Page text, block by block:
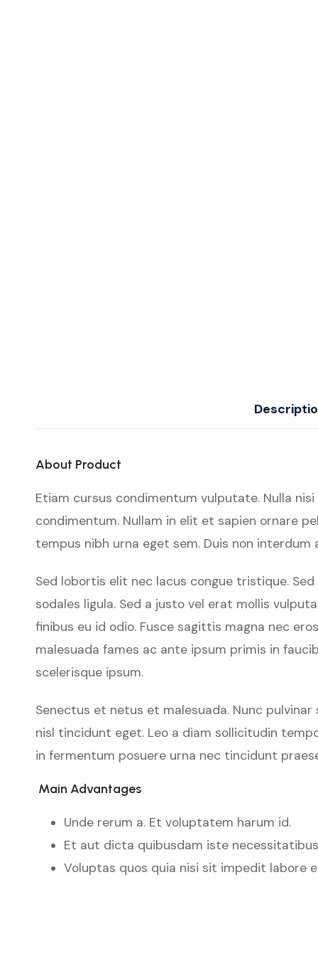
About Product
Etiam cursus condimentum vulputate. Nulla
condimentum. Nullam in elit et sapien ornare
tempus nibh urna eget sem. Duis non
Sed lobortis elit nec lacus congue tristique.
sodales ligula. Sed a justo vel erat mollis
finibus eu id odio. Fusce sagittis magna nec
malesuada fames ac ante ipsum primis in
scelerisque ipsum.
Senectus et netus et malesuada. Nunc
nisl tincidunt eget. Leo a diam sollicitudin
in fermentum posuere urna nec tincidunt
Main Advantages
Unde rerum a. Et voluptatem harum id.
Et aut dicta quibusdam iste
Voluptas quos quia nisi sit impedit labore